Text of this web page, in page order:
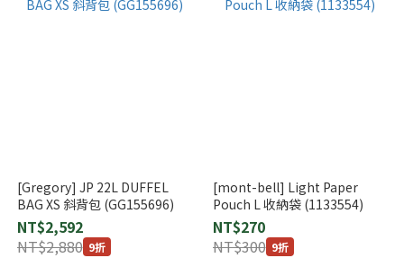
[Gregory] JP 22L DUFFEL
BAG XS 斜背包 (GG155696)
NT$2,592
NT$2,880 9折
[mont-bell] Light Paper
Pouch L 收納袋 (1133554)
NT$270
NT$300 9折